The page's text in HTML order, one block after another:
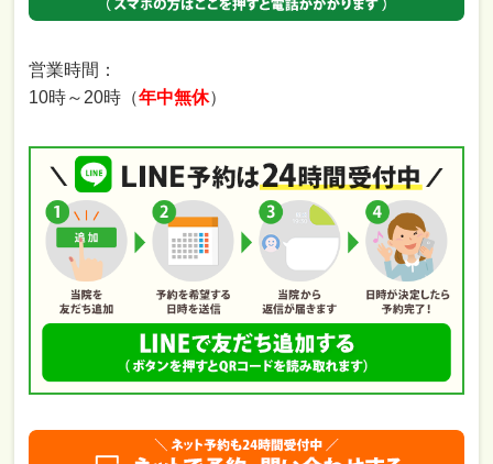
営業時間：
10時～20時（年中無休）